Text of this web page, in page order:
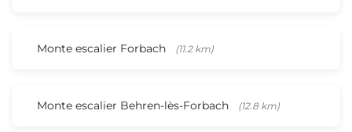
Monte escalier Forbach (11.2 km)
Monte escalier Behren-lès-Forbach (12.8 km)